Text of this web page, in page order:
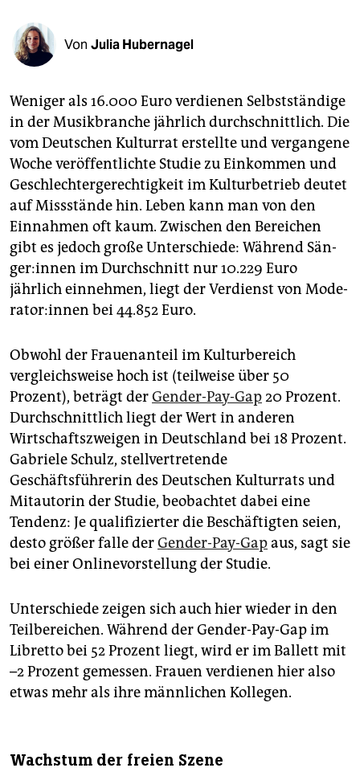
shop
fragen & hilfe
abo
genossenschaft
epaper login
Von Julia Hubernagel
Weniger als 16.000 Euro verdienen Selbstständige
in der Musikbranche jährlich durchschnittlich. Die
vom Deutschen Kulturrat erstellte und vergangene
Woche veröffentlichte Studie zu Einkommen und
Geschlechtergerechtigkeit im Kulturbetrieb deutet
auf Missstände hin. Leben kann man von den
Einnahmen oft kaum. Zwischen den Bereichen
gibt es jedoch große Unterschiede: Während Sän­
ge­r:in­nen im Durchschnitt nur 10.229 Euro
jährlich einnehmen, liegt der Verdienst von Mo­de­
ra­to­r:in­nen bei 44.852 Euro.
Obwohl der Frauenanteil im Kulturbereich
vergleichsweise hoch ist (teilweise über 50
Prozent), beträgt derGender-Pay-Gap20 Prozent.
Durchschnittlich liegt der Wert in anderen
Wirtschaftszweigen in Deutschland bei 18 Prozent.
Gabriele Schulz, stellvertretende
Geschäftsführerin des Deutschen Kulturrats und
Mitautorin der Studie, beobachtet dabei eine
Tendenz: Je qualifizierter die Beschäftigten seien,
desto größer falle derGender-Pay-Gapaus, sagt sie
bei einer Onlinevorstellung der Studie.
Unterschiede zeigen sich auch hier wieder in den
Teilbereichen. Während der Gender-Pay-Gap im
Libretto bei 52 Prozent liegt, wird er im Ballett mit
–2 Prozent gemessen. Frauen verdienen hier also
etwas mehr als ihre männlichen Kollegen.
Wachstum der freien Szene